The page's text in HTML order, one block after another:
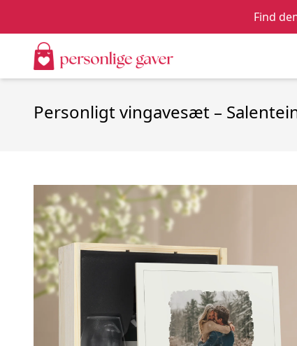
Personligt vingavesæt –
Find